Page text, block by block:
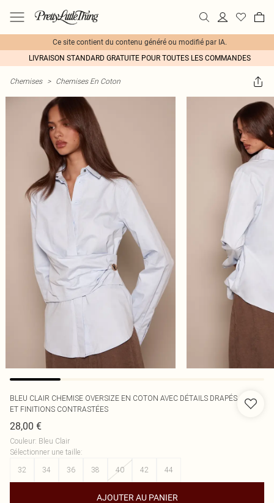
Ce site contient du contenu généré ou modifié par IA.
LIVRAISON STANDARD GRATUITE POUR TOUTES LES COMMANDES
Chemises > Chemises En Coton
BLEU CLAIR CHEMISE OVERSIZE EN COTON AVEC DÉTAILS DRAPÉS
ET FINITIONS CONTRASTÉES
28,00 €
Couleur: Bleu Clair
Sélectionner une taille:
32
34 36 38 40 42 44
AJOUTER AU PANIER